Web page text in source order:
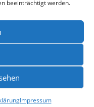
beeinträchtigt werden.
Impressum